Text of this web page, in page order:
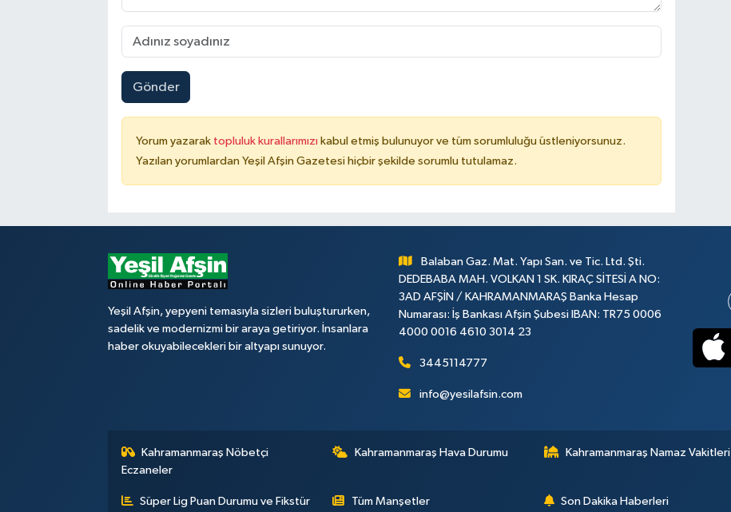
Gönder
Yorum yazarak topluluk kurallarımızı kabul etmiş bulunuyor ve tüm sorumluluğu üstleniyorsunuz.
Yazılan yorumlardan Yeşil Afşin Gazetesi hiçbir şekilde sorumlu tutulamaz.
Yeşil Afşin, yepyeni temasıyla sizleri buluştururken,
sadelik ve modernizmi bir araya getiriyor. İnsanlara
haber okuyabilecekleri bir altyapı sunuyor.
Balaban Gaz. Mat. Yapı San. ve Tic. Ltd. Şti.
DEDEBABA MAH. VOLKAN 1 SK. KIRAÇ SİTESİ A NO:
3AD AFŞİN / KAHRAMANMARAŞ Banka Hesap
Numarası: İş Bankası Afşin Şubesi IBAN: TR75 0006
4000 0016 4610 3014 23
3445114777
info@yesilafsin.com
Kahramanmaraş Nöbetçi
Eczaneler
Kahramanmaraş Hava Durumu Kahramanmaraş Namaz Vakitleri
Süper Lig Puan Durumu ve Fikstür Tüm Manşetler Son Dakika Haberleri